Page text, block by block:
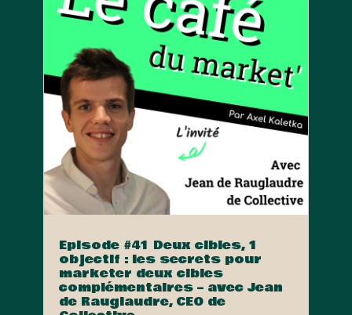
Episode #41 Deux cibles, 1
objectif : les secrets pour
marketer deux cibles
complémentaires – avec Jean
de Rauglaudre, CEO de